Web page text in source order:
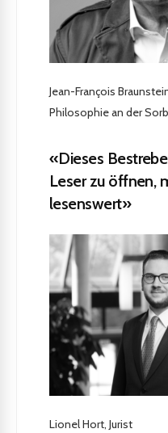
Jean-François
Philosophie an der
«Dieses
Leser zu öffnen,
lesenswert»
Lionel Hort, Jurist